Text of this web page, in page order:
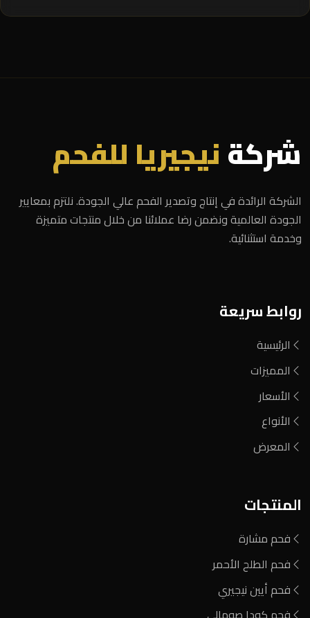
شركةنيجيريا للفحم
الشركة الرائدة في إنتاج وتصدير الفحم عالي الجودة. نلتزم بمعايير
الجودة العالمية ونضمن رضا عملائنا من خلال منتجات متميزة
وخدمة استثنائية.
روابط سريعة
الرئيسية
المميزات
الأسعار
الأنواع
المعرض
المنتجات
فحم مشارة
فحم الطلح الأحمر
فحم أيين نيجيري